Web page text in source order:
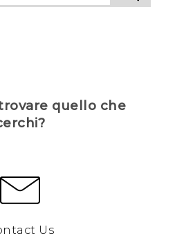
quello che
Us